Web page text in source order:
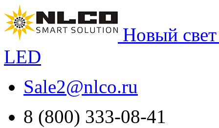
Новый
LED
Sale2@nlco.ru
8 (800) 333-08-41